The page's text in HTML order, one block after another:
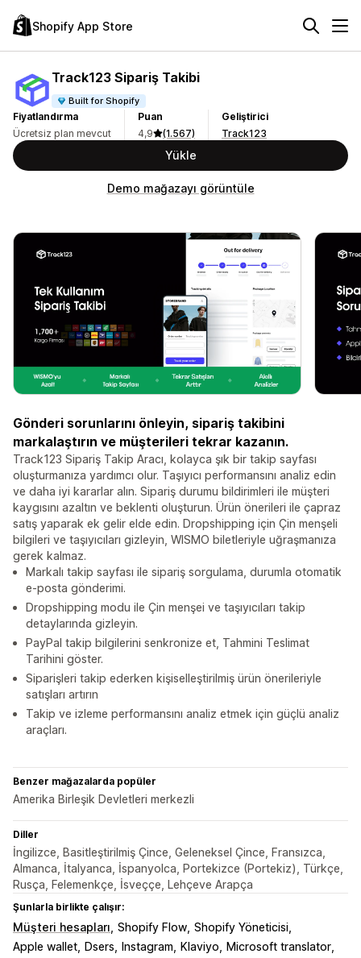
Shopify App Store
Track123 Sipariş Takibi
Built for Shopify
Fiyatlandırma
Ücretsiz plan mevcut
Puan
4,9
(1.567)
Geliştirici
Track123
Yükle
Demo mağazayı görüntüle
Gönderi sorunlarını önleyin, sipariş takibini
markalaştırın ve müşterileri tekrar kazanın.
Track123 Sipariş Takip Aracı, kolayca şık bir takip sayfası
oluşturmanıza yardımcı olur. Taşıyıcı performansını analiz edin
ve daha iyi kararlar alın. Sipariş durumu bildirimleri ile müşteri
kaygısını azaltın ve beklenti oluşturun. Ürün önerileri ile çapraz
satış yaparak ek gelir elde edin. Dropshipping için Çin menşeli
bilgileri ve taşıyıcıları gizleyin, WISMO biletleriyle uğraşmanıza
gerek kalmaz.
Markalı takip sayfası ile sipariş sorgulama, durumla otomatik
e-posta gönderimi.
Dropshipping modu ile Çin menşei ve taşıyıcıları takip
detaylarında gizleyin.
PayPal takip bilgilerini senkronize et, Tahmini Teslimat
Tarihini göster.
Siparişleri takip ederken kişiselleştirilmiş ürün önerileriyle
satışları artırın
Takip ve izleme performansını analiz etmek için güçlü analiz
araçları.
Benzer mağazalarda popüler
Amerika Birleşik Devletleri merkezli
Diller
İngilizce, Basitleştirilmiş Çince, Geleneksel Çince, Fransızca,
Almanca, İtalyanca, İspanyolca, Portekizce (Portekiz), Türkçe,
Rusça, Felemenkçe, İsveççe, Lehçeve Arapça
Şunlarla birlikte çalışır:
Müşteri hesapları Shopify Flow Shopify Yöneticisi
Apple wallet
Dsers Instagram Klaviyo
Microsoft translator